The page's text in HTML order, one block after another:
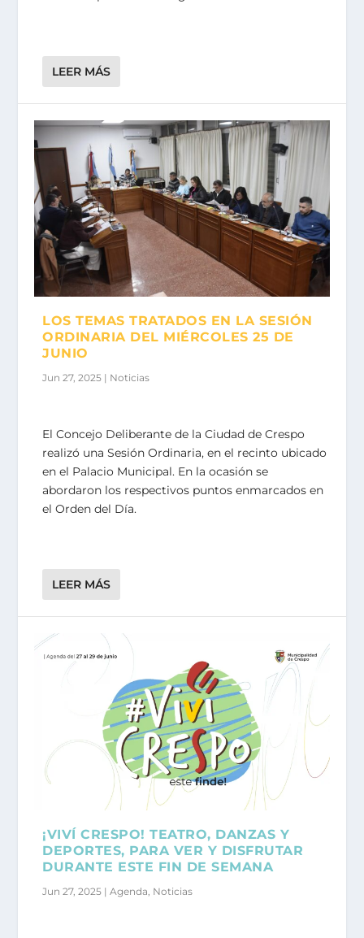
LEER MÁS
LOS TEMAS TRATADOS EN LA SESIÓN
ORDINARIA DEL MIÉRCOLES 25 DE
JUNIO
Jun 27, 2025 | Noticias
El Concejo Deliberante de la Ciudad de Crespo
realizó una Sesión Ordinaria, en el recinto ubicado
en el Palacio Municipal. En la ocasión se
abordaron los respectivos puntos enmarcados en
el Orden del Día.
LEER MÁS
¡VIVÍ CRESPO! TEATRO, DANZAS Y
DEPORTES, PARA VER Y DISFRUTAR
DURANTE ESTE FIN DE SEMANA
Jun 27, 2025 |Agenda Noticias